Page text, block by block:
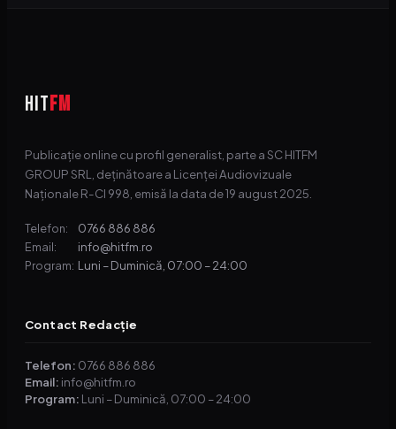
HITFM
Publicație online cu profil generalist, parte a SC HITFM
GROUP SRL, deținătoare a Licenței Audiovizuale
Naționale R-CI 998, emisă la data de 19 august 2025.
Telefon: 0766 886 886
Email: info@hitfm.ro
Program: Luni – Duminică, 07:00 – 24:00
Contact Redacție
Telefon: 0766 886 886
Email: info@hitfm.ro
Program: Luni – Duminică, 07:00 – 24:00